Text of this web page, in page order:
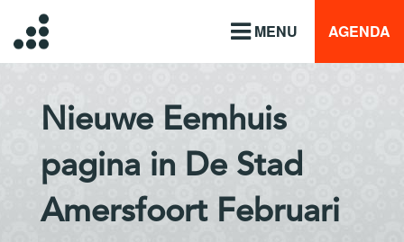
MENU AGENDA
Nieuwe Eemhuis
pagina in De Stad
Amersfoort Februari